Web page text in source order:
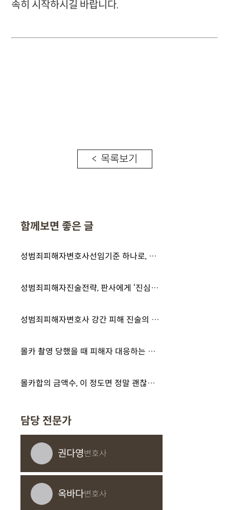
속히 시작하시길 바랍니다.
< 목록보기
함께보면 좋은 글
성범죄피해자변호사선임기준 하나로, 결과가 이렇게 갈렸습니다
성범죄피해자진술전략, 판사에게 ‘진심이 통하는 말’은?
성범죄피해자변호사 강간 피해 진술의 중요성은
몰카 촬영 당했을 때 피해자 대응하는 법? 신속한 증거 확보와 신고 중요합니다
몰카합의 금액수, 이 정도면 정말 괜찮다고 생각하십니까?
담당 전문가
권다영변호사
옥바다변호사